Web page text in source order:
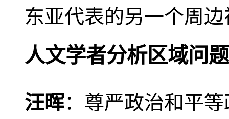
东亚代表的另一个周
人文学者分析区域问题
汪晖：尊严政治和平